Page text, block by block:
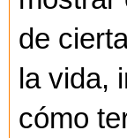
de
la vida,
cómo